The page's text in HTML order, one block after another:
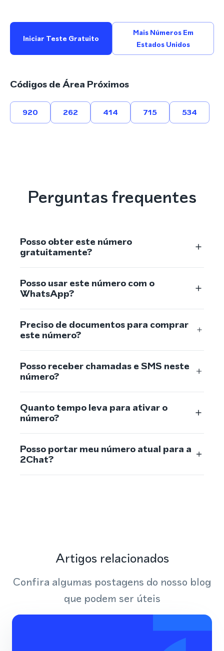
Iniciar Teste Gratuito
Mais Números Em
Estados Unidos
Códigos de Área Próximos
920 262 414 715 534
Perguntas frequentes
Posso obter este número
gratuitamente?
Posso usar este número com o
WhatsApp?
Preciso de documentos para comprar
este número?
Posso receber chamadas e SMS neste
número?
Quanto tempo leva para ativar o
número?
Posso portar meu número atual para a
2Chat?
Artigos relacionados
Confira algumas postagens do nosso blog
que podem ser úteis